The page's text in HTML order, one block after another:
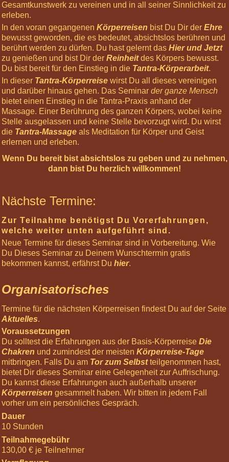
Gesamtkunstwerk zu vereinen und in all seiner Sinnlichkeit zu
erleben.
In den voran gegangenen Körperreisen bist Du Dir der Ehre
bewusst geworden, die es bedeutet, absichtslos berühren und
berührt werden zu dürfen. Du hast gelernt das Hier und Jetzt
zu genießen und bist Dir der Reinheitdes Körpers bewusst.
Du bist bereit für den Einstieg in die Tantra-Körperarbeit.
In dieser Tantra-Körperreise wirst Du all dieses vereinigen
und darüber hinaus gehen. Das Seminar der ganze Mensch
bietet einen Einstieg in die Tantra-Praxis anhand der
Massage. Einer Berührung des ganzen Körpers, wobei keine
Stelle ausgelassen und keine Stelle bevorzugt wird. Du wirst
die Tantra-Massage als Meditation für Körper und Geist
erlernen und erleben.
Wenn Du bereit bist absichtslos zu geben und zu nehmen,
dann bist Du herzlich willkommen!
Nächste Termine:
Zur Teilnahme benötigst Du Vorerfahrungen,
welche weiter unten aufgeführt sind.
Neue Termine für dieses Seminar sind in Vorbereitung. Wie
Du Dieses Seminar zu Deinem Wunschtermin gratis
bekommen kannst, erfährst Du hier.
Organisatorisches
Termine für die nächsten Körperreisen findest Du auf der Seite
Aktuelles.
Voraussetzungen
Du solltest die Erfahrungen aus der Basis-Körperreise Die
Chakren und zumindest der meisten Körperreise-Tage
mitbringen. Falls Du am Tor zum Selbstteilgenommen hast,
bietet Dir dieses Seminar eine Gelegenheit zur Auffrischung.
Du kannst diese Erfahrungen auch außerhalb unserer
Körperreisen gesammelt haben. Wir bitten in jedem Fall
vorher um ein persönliches Gespräch.
Dauer
10 Stunden
Teilnahmegebühr
130,00 € je Teilnehmer
Informiere
mich »
Nächste
Highlights
03
Oct
2026
12:00
Mann
Sein
Frau
Sein
Massageseminare
Paradiesisch
Nackt!
Tantra-
Nights
Tantra-
Organisation
Körperarbeit
Meditationen
Über
uns
Veda
Tantra
Leben
Gästebuch
Login